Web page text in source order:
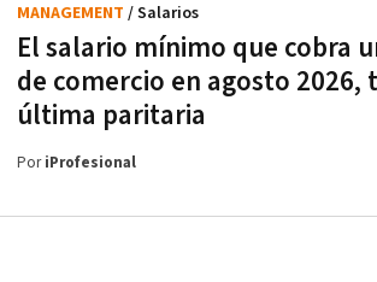
El salario mínimo que cobra
de comercio en agosto 2026,
última paritaria
MANAGEMENT / Salarios
PoriProfesional